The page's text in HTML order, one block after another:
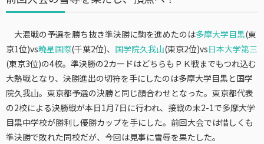
大混戦の予選を勝ち抜き準決勝に駒を進めたのは多摩大学目黒(東
京1位)vs曉星国際(千葉2位)、 国学院久我山(東京2位)vs日本大学第三
(東京3位)の4校。準決勝の2カードはどちらもＰＫ戦までもつれ込む
大熱戦となり、決勝進出の切符を手にしたのは多摩大学目黒と国学
院久我山。東京都予選の決勝と同じ顔合わせとなった。東京都代表
の2校による決勝戦が本日1月7日に行われ、接戦の末2-1で多摩大学
目黒中学校が勝利し優勝カップを手にした。前回大会では惜しくも
準決勝で敗れた同校だが、今回は見事に雪辱を果たした。